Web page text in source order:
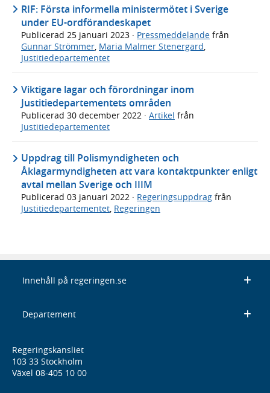
RIF: Första informella ministermötet i Sverige
under EU-ordförandeskapet
Publicerad 25 januari 2023 · Pressmeddelande från
Gunnar Strömmer, Maria Malmer Stenergard,
Justitiedepartementet
Viktigare lagar och förordningar inom
Justitiedepartementets områden
Publicerad 30 december 2022 · Artikel från
Justitiedepartementet
Uppdrag till Polismyndigheten och
Åklagarmyndigheten att vara kontaktpunkter enligt
avtal mellan Sverige och IIIM
Publicerad 03 januari 2022 · Regeringsuppdrag från
Justitiedepartementet, Regeringen
Innehåll på regeringen.se
Departement
Regeringskansliet
103 33 Stockholm
Växel 08-405 10 00